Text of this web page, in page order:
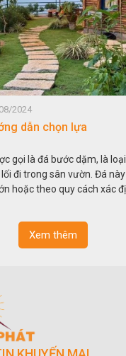
dẫn chọn lựa
là đá bước dặm, là loại
trong sân vườn. Đá này
theo quy cách xác định
và có độ dày khác nhau.
Xem thêm